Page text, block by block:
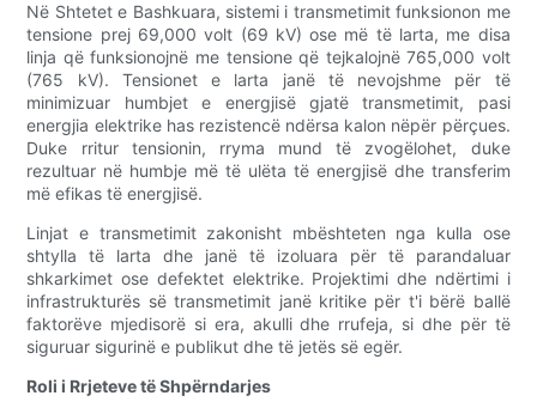
Në Shtetet e Bashkuara, sistemi i transmetimit funksionon me
tensione prej 69,000 volt (69 kV) ose më të larta, me disa
linja që funksionojnë me tensione që tejkalojnë 765,000 volt
(765 kV). Tensionet e larta janë të nevojshme për të
minimizuar humbjet e energjisë gjatë transmetimit, pasi
energjia elektrike has rezistencë ndërsa kalon nëpër përçues.
Duke rritur tensionin, rryma mund të zvogëlohet, duke
rezultuar në humbje më të ulëta të energjisë dhe transferim
më efikas të energjisë.
Linjat e transmetimit zakonisht mbështeten nga kulla ose
shtylla të larta dhe janë të izoluara për të parandaluar
shkarkimet ose defektet elektrike. Projektimi dhe ndërtimi i
infrastrukturës së transmetimit janë kritike për t'i bërë ballë
faktorëve mjedisorë si era, akulli dhe rrufeja, si dhe për të
siguruar sigurinë e publikut dhe të jetës së egër.
Roli i Rrjeteve të Shpërndarjes